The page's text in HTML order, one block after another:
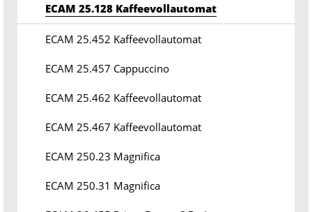
ECAM 25.128 Kaffeevollautomat
ECAM 25.452 Kaffeevollautomat
ECAM 25.457 Cappuccino
ECAM 25.462 Kaffeevollautomat
ECAM 25.467 Kaffeevollautomat
ECAM 250.23 Magnifica
ECAM 250.31 Magnifica